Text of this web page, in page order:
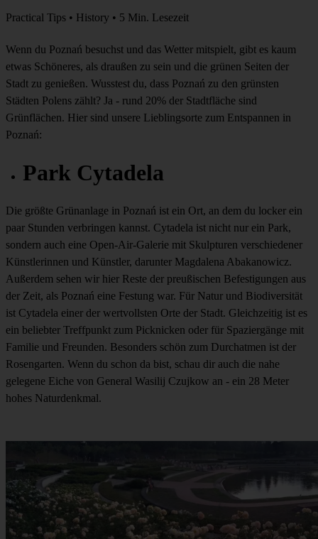
Practical Tips • History • 5 Min. Lesezeit
Wenn du Poznań besuchst und das Wetter mitspielt, gibt es kaum
etwas Schöneres, als draußen zu sein und die grünen Seiten der
Stadt zu genießen. Wusstest du, dass Poznań zu den grünsten
Städten Polens zählt? Ja - rund 20% der Stadtfläche sind
Grünflächen. Hier sind unsere Lieblingsorte zum Entspannen in
Poznań:
Park Cytadela
Die größte Grünanlage in Poznań ist ein Ort, an dem du locker ein
paar Stunden verbringen kannst. Cytadela ist nicht nur ein Park,
sondern auch eine Open-Air-Galerie mit Skulpturen verschiedener
Künstlerinnen und Künstler, darunter Magdalena Abakanowicz.
Außerdem sehen wir hier Reste der preußischen Befestigungen aus
der Zeit, als Poznań eine Festung war. Für Natur und Biodiversität
ist Cytadela einer der wertvollsten Orte der Stadt. Gleichzeitig ist es
ein beliebter Treffpunkt zum Picknicken oder für Spaziergänge mit
Familie und Freunden. Besonders schön zum Durchatmen ist der
Rosengarten. Wenn du schon da bist, schau dir auch die nahe
gelegene Eiche von General Wasilij Czujkow an - ein 28 Meter
hohes Naturdenkmal.